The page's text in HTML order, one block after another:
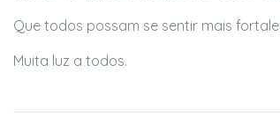
Que todos possam se sentir mais
Muita luz a todos.